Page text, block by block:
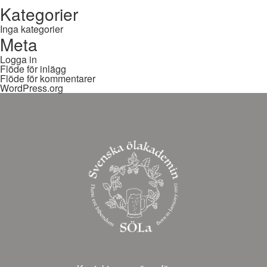
Kategorier
Inga kategorier
Meta
Logga in
Flöde för inlägg
Flöde för kommentarer
WordPress.org